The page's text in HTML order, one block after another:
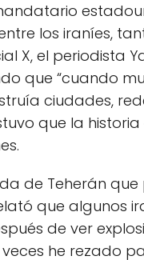
los iraníes,
X, el periodista
que “cuando
ciudades,
que la
de Teherán
que algunos
de ver
he rezado